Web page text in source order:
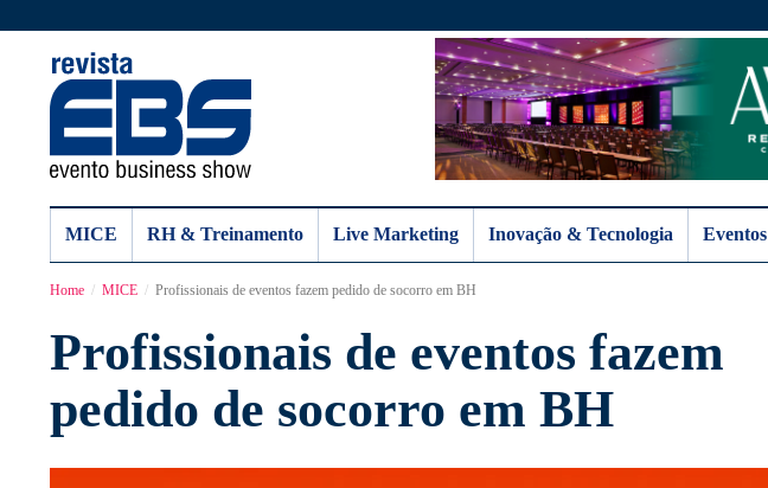
MICE RH & Treinamento Live Marketing Inovação & Tecnologia Eventos
Home MICE Profissionais de eventos fazem pedido de socorro em BH
Profissionais de eventos fazem
pedido de socorro em BH